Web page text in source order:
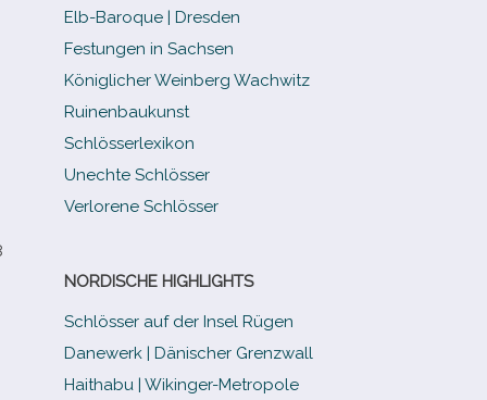
Elb-​Baroque | Dresden
Festungen in Sachsen
Königlicher Weinberg Wachwitz
Ruinenbaukunst
Schlösserlexikon
Unechte Schlösser
Verlorene Schlösser
NORDISCHE HIGHLIGHTS
Schlösser auf der Insel Rügen
Danewerk | Dänischer Grenzwall
Haithabu | Wikinger-Metropole